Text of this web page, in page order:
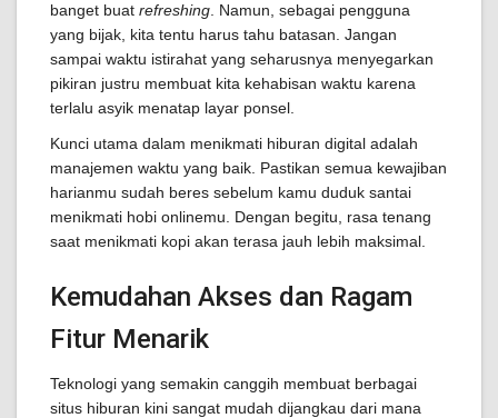
banget buat refreshing . Namun, sebagai pengguna
yang bijak, kita tentu harus tahu batasan. Jangan
sampai waktu istirahat yang seharusnya menyegarkan
pikiran justru membuat kita kehabisan waktu karena
terlalu asyik menatap layar ponsel.
Kunci utama dalam menikmati hiburan digital adalah
manajemen waktu yang baik. Pastikan semua kewajiban
harianmu sudah beres sebelum kamu duduk santai
menikmati hobi onlinemu. Dengan begitu, rasa tenang
saat menikmati kopi akan terasa jauh lebih maksimal.
Kemudahan Akses dan Ragam
Fitur Menarik
Teknologi yang semakin canggih membuat berbagai
situs hiburan kini sangat mudah dijangkau dari mana